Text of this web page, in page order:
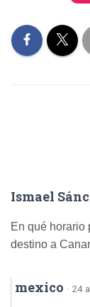
Ismael
En qué horario
destino a
mexico · 24